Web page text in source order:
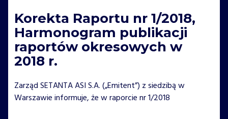
Korekta Raportu nr 1/2018,
Harmonogram publikacji
raportów okresowych w
2018 r.
Zarząd SETANTA ASI S.A. („Emitent”) z siedzibą w
Warszawie informuje, że w raporcie nr 1/2018